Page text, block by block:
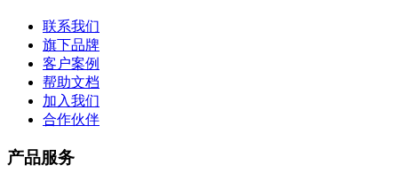
联系我们
旗下品牌
客户案例
帮助文档
加入我们
合作伙伴
产品服务